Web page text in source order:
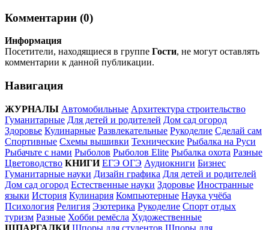
Комментарии (0)
Информация
Посетители, находящиеся в группе Гости, не могут оставлять
комментарии к данной публикации.
Навигация
ЖУРНАЛЫ Автомобильные Архитектура строительство
Гуманитарные Для детей и родителей Дом сад огород
Здоровье Кулинарные Развлекательные Рукоделие Сделай сам
Спортивные Схемы вышивки Технические Рыбалка на Руси
Рыбачьте с нами Рыболов Рыболов Elite Рыбалка охота Разные
Цветоводство КНИГИ ЕГЭ ОГЭ Аудиокниги Бизнес
Гуманитарные науки Дизайн графика Для детей и родителей
Дом сад огород Естественные науки Здоровье Иностранные
языки История Кулинария Компьютерные Наука учёба
Психология Религия Эзотерика Рукоделие Спорт отдых
туризм Разные Хобби ремёсла Художественные
ШПАРГАЛКИ Шпоры для студентов Шпоры для